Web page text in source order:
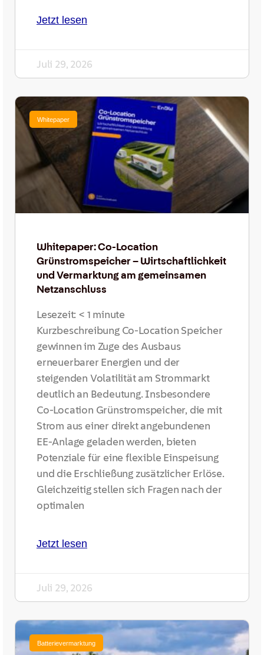
Jetzt lesen
Juli 29, 2026
Whitepaper
Whitepaper: Co-Location
Grünstromspeicher – Wirtschaftlichkeit
und Vermarktung am gemeinsamen
Netzanschluss
Lesezeit: < 1 minute
Kurzbeschreibung Co-Location Speicher
gewinnen im Zuge des Ausbaus
erneuerbarer Energien und der
steigenden Volatilität am Strommarkt
deutlich an Bedeutung. Insbesondere
Co-Location Grünstromspeicher, die mit
Strom aus einer direkt angebundenen
EE-Anlage geladen werden, bieten
Potenziale für eine flexible Einspeisung
und die Erschließung zusätzlicher Erlöse.
Gleichzeitig stellen sich Fragen nach der
optimalen
Jetzt lesen
Juli 29, 2026
Batterievermarktung